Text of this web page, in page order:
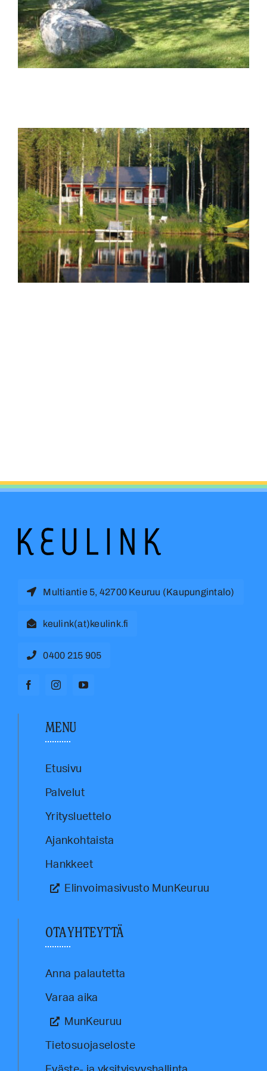
Multiantie 5, 42700 Keuruu (Kaupungintalo)
keulink(at)keulink.fi
0400 215 905
MENU
Etusivu
Palvelut
Yritysluettelo
Ajankohtaista
Hankkeet
Elinvoimasivusto MunKeuruu
OTA YHTEYTTÄ
Anna palautetta
Varaa aika
MunKeuruu
Tietosuojaseloste